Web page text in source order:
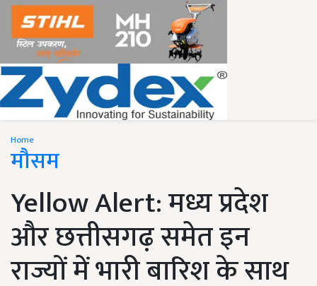
Home
मौसम
Yellow Alert: मध्य प्रदेश
और छत्तीसगढ़ समेत इन
राज्यों में भारी बारिश के साथ